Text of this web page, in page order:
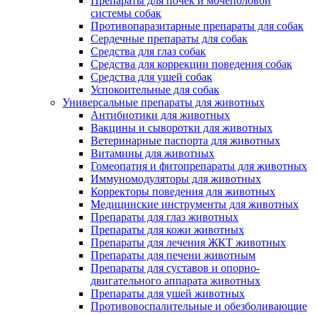
системы собак
Противопаразитарные препараты для собак
Сердечные препараты для собак
Средства для глаз собак
Средства для коррекции поведения собак
Средства для ушей собак
Успокоительные для собак
Универсальные препараты для животных
Антибиотики для животных
Вакцины и сыворотки для животных
Ветеринарные паспорта для животных
Витамины для животных
Гомеопатия и фитопрепараты для животных
Иммуномодуляторы для животных
Корректоры поведения для животных
Медицинские инструменты для животных
Препараты для глаз животных
Препараты для кожи животных
Препараты для лечения ЖКТ животных
Препараты для печени животным
Препараты для суставов и опорно-
двигательного аппарата животных
Препараты для ушей животных
Противовоспалительные и обезболивающие